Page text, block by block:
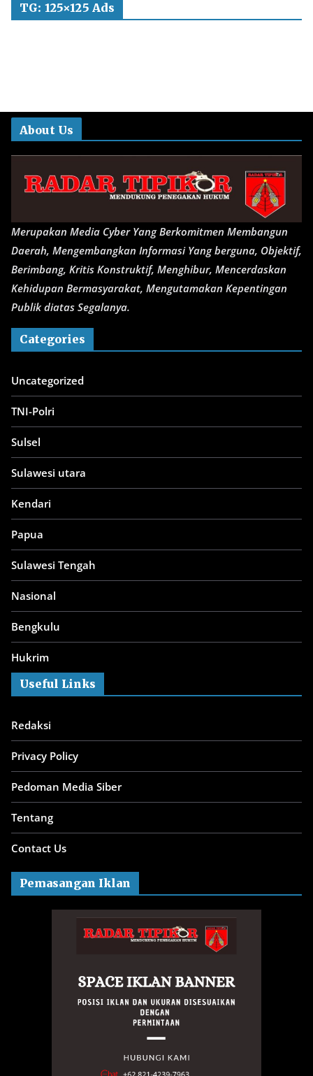
TG: 125×125 Ads
About Us
Merupakan Media Cyber Yang Berkomitmen Membangun
Daerah, Mengembangkan Informasi Yang berguna, Objektif,
Berimbang, Kritis Konstruktif, Menghibur, Mencerdaskan
Kehidupan Bermasyarakat, Mengutamakan Kepentingan
Publik diatas Segalanya.
Categories
Uncategorized
TNI-Polri
Sulsel
Sulawesi utara
Kendari
Papua
Sulawesi Tengah
Nasional
Bengkulu
Hukrim
Useful Links
Redaksi
Privacy Policy
Pedoman Media Siber
Tentang
Contact Us
Pemasangan Iklan